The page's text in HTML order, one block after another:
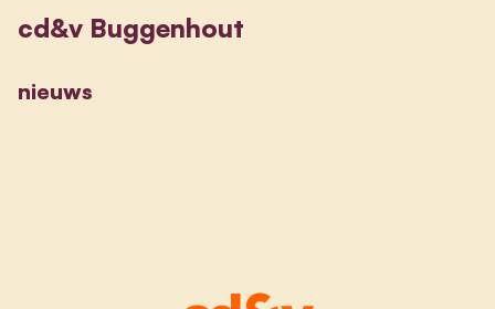
cd&v Buggenhout
nieuws